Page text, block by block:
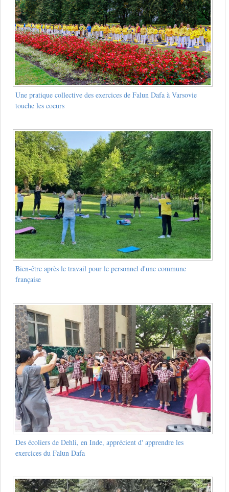
Une pratique collective des exercices de Falun Dafa à Varsovie
touche les coeurs
Bien-être après le travail pour le personnel d'une commune
française
Des écoliers de Dehli, en Inde, apprécient d' apprendre les
exercices du Falun Dafa